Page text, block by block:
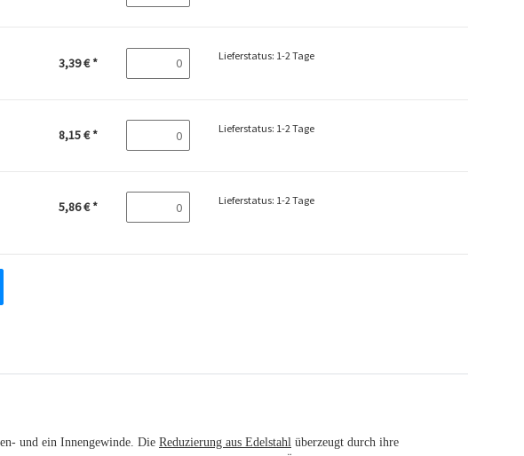
3,39 €* Lieferstatus: 1-2 Tage
8,15 €* Lieferstatus: 1-2 Tage
5,86 €* Lieferstatus: 1-2 Tage
und ein Innengewinde. Die Reduzierung aus Edelstahl überzeugt durch ihre